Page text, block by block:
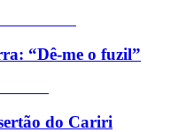
“Dê-me o fuzil”
do Cariri